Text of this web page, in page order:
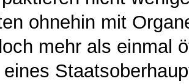
ohnehin mit
mehr als einmal